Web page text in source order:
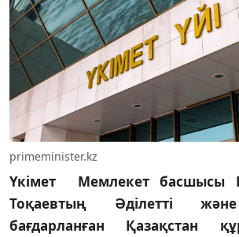
primeminister.kz
Үкімет Мемлекет басшысы
Тоқаевтың Әділетті
бағдарланған Қазақстан